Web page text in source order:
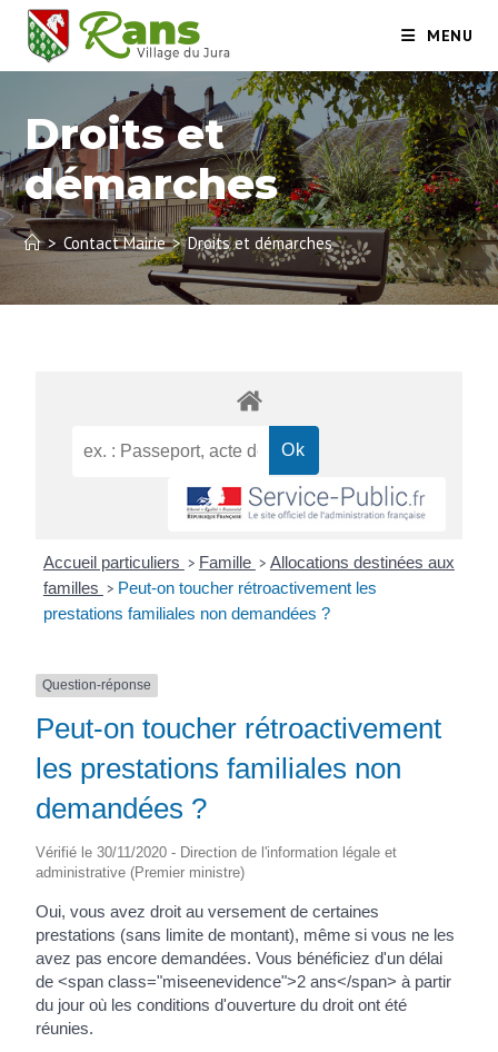
MENU
Droits et
démarches
> Contact Mairie > Droits et démarches
Accueil particuliers > Famille > Allocations destinées aux
familles > Peut-on toucher rétroactivement les
prestations familiales non demandées ?
Question-réponse
Peut-on toucher rétroactivement
les prestations familiales non
demandées ?
Vérifié le 30/11/2020 - Direction de l'information légale et
administrative (Premier ministre)
Oui, vous avez droit au versement de certaines
prestations (sans limite de montant), même si vous ne les
avez pas encore demandées. Vous bénéficiez d'un délai
de <span class="miseenevidence">2 ans</span> à partir
du jour où les conditions d'ouverture du droit ont été
réunies.